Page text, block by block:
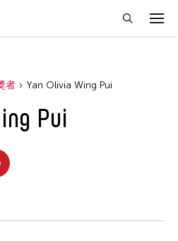
者 Yan Olivia Wing Pui
Pui